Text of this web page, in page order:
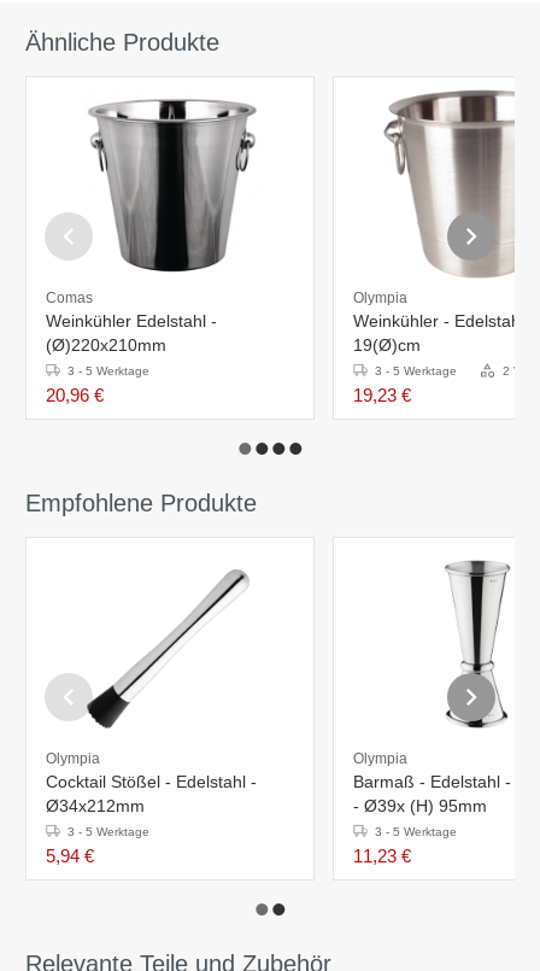
Ähnliche Produkte
Comas
Weinkühler Edelstahl -
(Ø)220x210mm
3 - 5 Werktage
20,96 €
Olympia
Weinkühler - Edelstahl -
19(Ø)cm
3 - 5 Werktage 2
19,23 €
Empfohlene Produkte
Olympia
Cocktail Stößel - Edelstahl -
Ø34x212mm
3 - 5 Werktage
5,94 €
Olympia
Barmaß - Edelstahl -
- Ø39x (H) 95mm
3 - 5 Werktage
11,23 €
Relevante Teile und Zubehör